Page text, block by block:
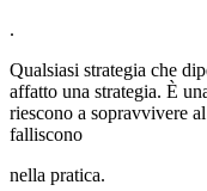
.
Qualsiasi strategia che
affatto una strategia. È
riescono a sopravvivere
falliscono
nella pratica.